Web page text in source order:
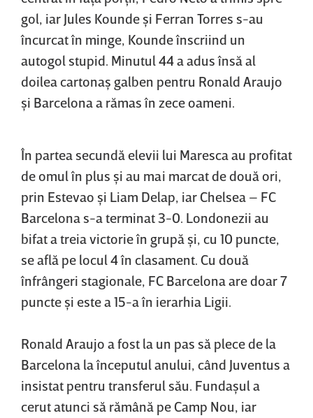
gol, iar Jules Kounde şi Ferran Torres s-au
încurcat în minge, Kounde înscriind un
autogol stupid. Minutul 44 a adus însă al
doilea cartonaş galben pentru Ronald Araujo
şi Barcelona a rămas în zece oameni.
În partea secundă elevii lui Maresca au profitat
de omul în plus şi au mai marcat de două ori,
prin Estevao şi Liam Delap, iar Chelsea – FC
Barcelona s-a terminat 3-0. Londonezii au
bifat a treia victorie în grupă şi, cu 10 puncte,
se află pe locul 4 în clasament. Cu două
înfrângeri stagionale, FC Barcelona are doar 7
puncte şi este a 15-a în ierarhia Ligii.
Ronald Araujo a fost la un pas să plece de la
Barcelona la începutul anului, când Juventus a
insistat pentru transferul său. Fundaşul a
cerut atunci să rămână pe Camp Nou, iar